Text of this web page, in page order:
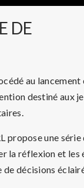
DE
au
destiné aux
propose une série
la réflexion et les
de décisions